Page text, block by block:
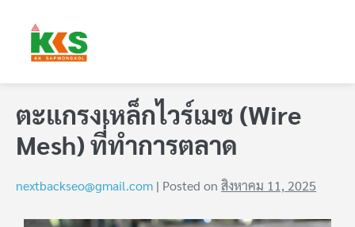
ตะแกรงเหล็กไวร์เมช (Wire
Mesh) ที่ทำการตลาด
nextbackseo@gmail.com | Posted on สิงหาคม 11, 2025